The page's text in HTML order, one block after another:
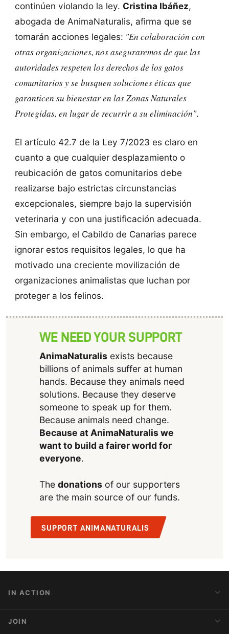
continúen violando la ley. Cristina Ibáñez,
abogada de AnimaNaturalis, afirma que se
tomarán acciones legales: "En colaboración con
otras organizaciones, nos aseguraremos de que las
autoridades respeten los derechos de los gatos
comunitarios y se busquen soluciones éticas que
garanticen su bienestar en las Zonas Naturales
Protegidas, en lugar de recurrir a su eliminación".
El artículo 42.7 de la Ley 7/2023 es claro en
cuanto a que cualquier desplazamiento o
reubicación de gatos comunitarios debe
realizarse bajo estrictas circunstancias
excepcionales, siempre bajo la supervisión
veterinaria y con una justificación adecuada.
Sin embargo, el Cabildo de Canarias parece
ignorar estos requisitos legales, lo que ha
motivado una creciente movilización de
organizaciones animalistas que luchan por
proteger a los felinos.
WE NEED YOUR SUPPORT
AnimaNaturalisexists because
billions of animals suffer at human
hands. Because they animals need
solutions. Because they deserve
someone to speak up for them.
Because animals need change.
Because at AnimaNaturalis we
want to build a fairer world for
everyone.
The donationsof our supporters
are the main source of our funds.
SUPPORT ANIMANATURALIS
IN ACTION
JOIN